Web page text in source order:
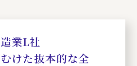
業L社
けた抜本的な全